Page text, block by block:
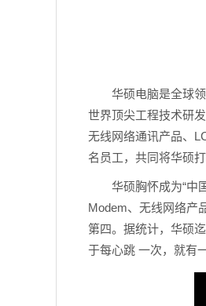
华硕电脑是全球
世界顶尖工程技术研
无线网络通讯产品、
名员工，共同将华硕
华硕胸怀成为“中
Modem、无线网络产
第四。据统计，华硕
于每心跳 一次，就有